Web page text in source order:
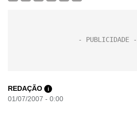
REDAÇÃO i
01/07/2007 - 0:00